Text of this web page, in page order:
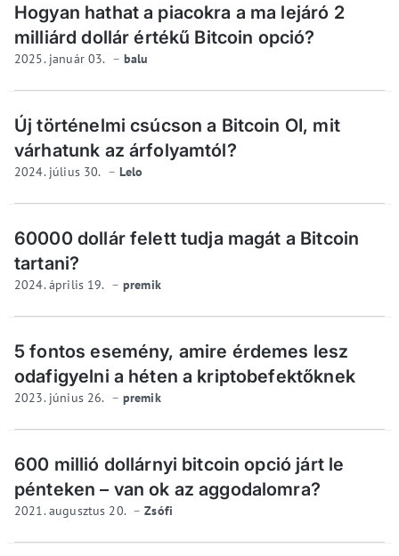
Hogyan hathat a piacokra a ma lejáró 2
milliárd dollár értékű Bitcoin opció?
2025. január 03. balu
Új történelmi csúcson a Bitcoin OI, mit
várhatunk az árfolyamtól?
2024. július 30. Lelo
60000 dollár felett tudja magát a Bitcoin
tartani?
2024. április 19. premik
5 fontos esemény, amire érdemes lesz
odafigyelni a héten a kriptobefektőknek
2023. június 26. premik
600 millió dollárnyi bitcoin opció járt le
pénteken – van ok az aggodalomra?
2021. augusztus 20. Zsófi